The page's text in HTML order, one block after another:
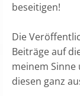
beseitigen!
Die
Beiträge auf
meinem
diesen ganz